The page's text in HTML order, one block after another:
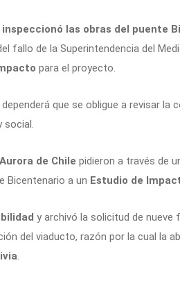
inspeccionó las obras del puente
fallo de la Superintendencia del
para el proyecto.
que se obligue a revisar la
social.
Aurora de Chile pidieron a través de
Bicentenario a un Estudio de
y archivó la solicitud de
del viaducto, razón por la cual la
.